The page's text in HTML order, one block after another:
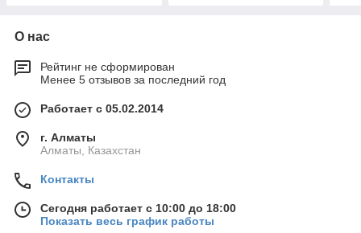
О нас
Рейтинг не сформирован
Менее 5 отзывов за последний год
Работает с 05.02.2014
г. Алматы
Алматы, Казахстан
Контакты
Сегодня работает с 10:00 до 18:00
Показать весь график работы